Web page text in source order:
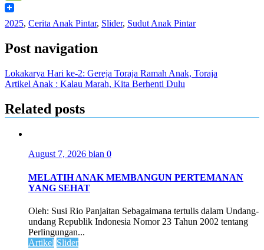
WeChat
2025, Cerita Anak Pintar, Slider, Sudut Anak Pintar
Post navigation
Lokakarya Hari ke-2: Gereja Toraja Ramah Anak, Toraja
Artikel Anak : Kalau Marah, Kita Berhenti Dulu
Related posts
August 7, 2026 bian 0
MELATIH ANAK MEMBANGUN PERTEMANAN
YANG SEHAT
Oleh: Susi Rio Panjaitan Sebagaimana tertulis dalam Undang-
undang Republik Indonesia Nomor 23 Tahun 2002 tentang
Perlingungan...
Artikel Slider